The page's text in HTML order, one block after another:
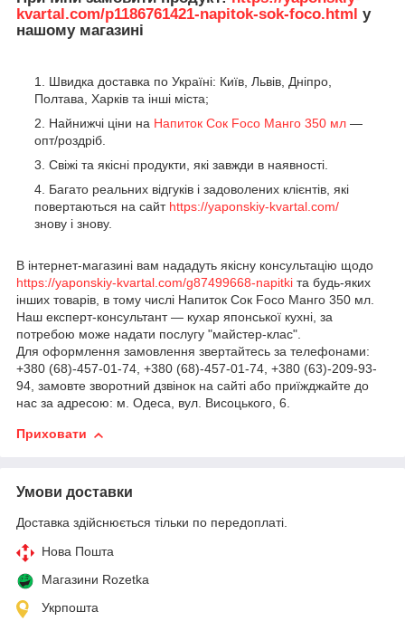
kvartal.com/p1186761421-napitok-sok-foco.html у
нашому магазині
Швидка доставка по Україні: Київ, Львів, Дніпро,
Полтава, Харків та інші міста;
Найнижчі ціни на Напиток Сок Foco Манго 350 мл —
опт/роздріб.
Свіжі та якісні продукти, які завжди в наявності.
Багато реальних відгуків і задоволених клієнтів, які
повертаються на сайт https://yaponskiy-kvartal.com/
знову і знову.
В інтернет-магазині вам нададуть якісну консультацію щодо
https://yaponskiy-kvartal.com/g87499668-napitki та будь-яких
інших товарів, в тому числі Напиток Сок Foco Манго 350 мл.
Наш експерт-консультант — кухар японської кухні, за
потребою може надати послугу "майстер-клас".
Для оформлення замовлення звертайтесь за телефонами:
+380 (68)-457-01-74, +380 (68)-457-01-74, +380 (63)-209-93-
94, замовте зворотний дзвінок на сайті або приїжджайте до
нас за адресою: м. Одеса, вул. Висоцького, 6.
Приховати
Умови доставки
Доставка здійснюється тільки по передоплаті.
Нова Пошта
Магазини Rozetka
Укрпошта